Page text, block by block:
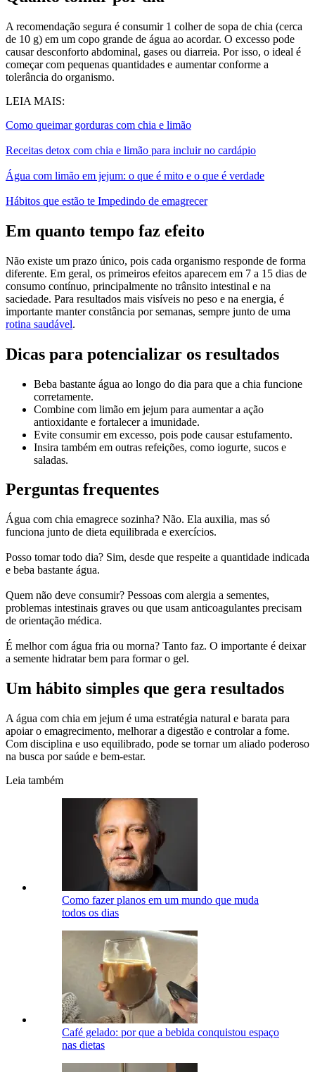
A recomendação segura é consumir 1 colher de sopa de chia (cerca
de 10 g) em um copo grande de água ao acordar. O excesso pode
causar desconforto abdominal, gases ou diarreia. Por isso, o ideal é
começar com pequenas quantidades e aumentar conforme a
tolerância do organismo.
LEIA MAIS:
Como queimar gorduras com chia e limão
Receitas detox com chia e limão para incluir no cardápio
Água com limão em jejum: o que é mito e o que é verdade
Hábitos que estão te Impedindo de emagrecer
Em quanto tempo faz efeito
Não existe um prazo único, pois cada organismo responde de forma
diferente. Em geral, os primeiros efeitos aparecem em 7 a 15 dias de
consumo contínuo, principalmente no trânsito intestinal e na
saciedade. Para resultados mais visíveis no peso e na energia, é
importante manter constância por semanas, sempre junto de uma
rotina saudável.
Dicas para potencializar os resultados
Beba bastante água ao longo do dia para que a chia funcione
corretamente.
Combine com limão em jejum para aumentar a ação
antioxidante e fortalecer a imunidade.
Evite consumir em excesso, pois pode causar estufamento.
Insira também em outras refeições, como iogurte, sucos e
saladas.
Perguntas frequentes
Água com chia emagrece sozinha? Não. Ela auxilia, mas só
funciona junto de dieta equilibrada e exercícios.
Posso tomar todo dia? Sim, desde que respeite a quantidade indicada
e beba bastante água.
Quem não deve consumir? Pessoas com alergia a sementes,
problemas intestinais graves ou que usam anticoagulantes precisam
de orientação médica.
É melhor com água fria ou morna? Tanto faz. O importante é deixar
a semente hidratar bem para formar o gel.
Um hábito simples que gera resultados
A água com chia em jejum é uma estratégia natural e barata para
apoiar o emagrecimento, melhorar a digestão e controlar a fome.
Com disciplina e uso equilibrado, pode se tornar um aliado poderoso
na busca por saúde e bem-estar.
Leia também
Como fazer planos em um mundo que muda
todos os dias
Café gelado: por que a bebida conquistou espaço
nas dietas